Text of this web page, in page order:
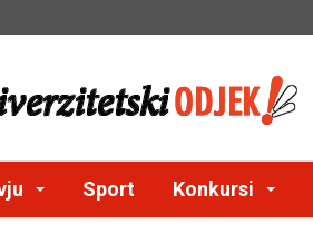
Sport Konkursi